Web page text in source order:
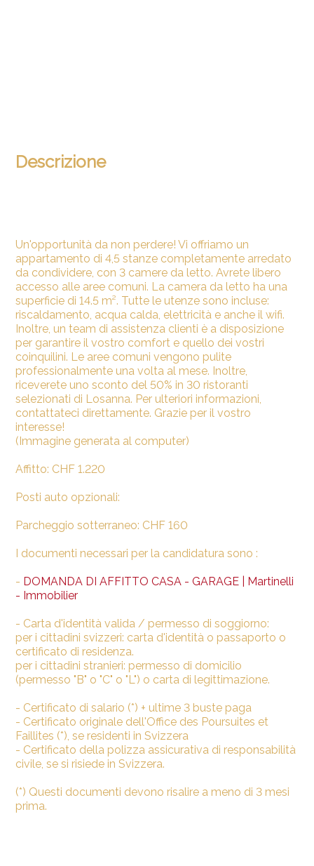
Descrizione
Un'opportunità da non perdere! Vi offriamo un
appartamento di 4,5 stanze completamente arredato
da condividere, con 3 camere da letto. Avrete libero
accesso alle aree comuni. La camera da letto ha una
superficie di 14.5 m². Tutte le utenze sono incluse:
riscaldamento, acqua calda, elettricità e anche il wifi.
Inoltre, un team di assistenza clienti è a disposizione
per garantire il vostro comfort e quello dei vostri
coinquilini. Le aree comuni vengono pulite
professionalmente una volta al mese. Inoltre,
riceverete uno sconto del 50% in 30 ristoranti
selezionati di Losanna. Per ulteriori informazioni,
contattateci direttamente. Grazie per il vostro
interesse!
(Immagine generata al computer)
Affitto: CHF 1.220
Posti auto opzionali:
Parcheggio sotterraneo: CHF 160
I documenti necessari per la candidatura sono :
- DOMANDA DI AFFITTO CASA - GARAGE | Martinelli
- Immobilier
- Carta d'identità valida / permesso di soggiorno:
per i cittadini svizzeri: carta d'identità o passaporto o
certificato di residenza.
per i cittadini stranieri: permesso di domicilio
(permesso "B" o "C" o "L") o carta di legittimazione.
- Certificato di salario (*) + ultime 3 buste paga
- Certificato originale dell'Office des Poursuites et
Faillites (*), se residenti in Svizzera
- Certificato della polizza assicurativa di responsabilità
civile, se si risiede in Svizzera.
(*) Questi documenti devono risalire a meno di 3 mesi
prima.